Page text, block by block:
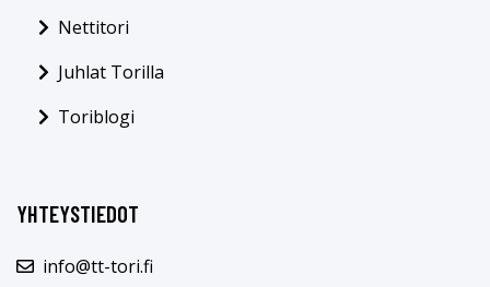
Nettitori
Juhlat Torilla
Toriblogi
YHTEYSTIEDOT
info@tt-tori.fi